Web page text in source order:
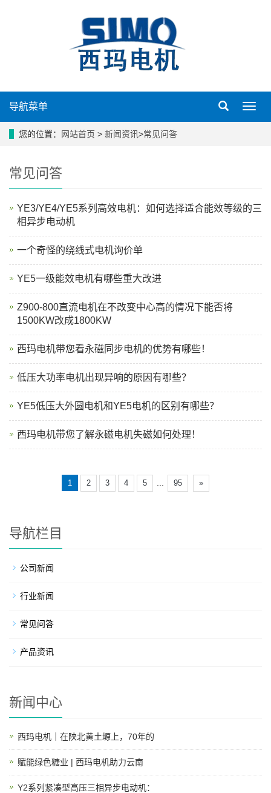
导
导航菜单
您的位置： 网站首页 > 新闻资讯>常见问答
常见问答
YE3/YE4/YE5系列高效电机：如何选择适合能效等级的三
相异步电动机
一个奇怪的绕线式电机询价单
YE5一级能效电机有哪些重大改进
Z900-800直流电机在不改变中心高的情况下能否将
1500KW改成1800KW
西玛电机带您看永磁同步电机的优势有哪些！
低压大功率电机出现异响的原因有哪些？
YE5低压大外圆电机和YE5电机的区别有哪些？
西玛电机带您了解永磁电机失磁如何处理！
1 2 3 4 5 95 »
导航栏目
公司新闻
行业新闻
常见问答
产品资讯
新闻中心
西玛电机｜在陕北黄土塬上，70年的
赋能绿色糖业 | 西玛电机助力云南
Y2系列紧凑型高压三相异步电动机：